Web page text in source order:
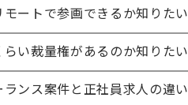
当していただきます。
方にマッチします。
方には
モートで参画できるか知りたい
らい裁量権があるのか知りたい
ランス案件と正社員求人の違